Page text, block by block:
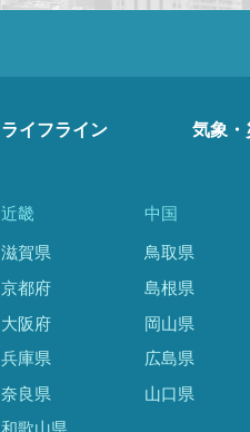
ライフライン 気象・
近畿
滋賀県
京都府
大阪府
兵庫県
奈良県
中国
鳥取県
島根県
岡山県
広島県
山口県